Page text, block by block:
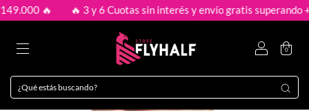
🔥 🔥 3 y 6 Cuotas sin interés y envío gratis superando +
0